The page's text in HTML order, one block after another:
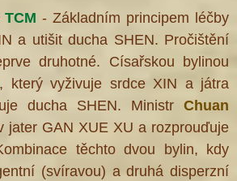
- Základním principem léčby
a utišit ducha SHEN. Pročištění
druhotné. Císařskou bylinou
, který vyživuje srdce XIN a játra
ducha SHEN. Ministr Chuan
jater GAN XUE XU a rozprouďuje
těchto dvou bylin, kdy
(svíravou) a druhá disperzní